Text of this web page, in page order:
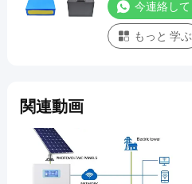
今連絡し
もっと 学ぶ
関連動画